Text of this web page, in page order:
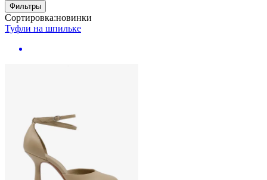
Фильтры
Сортировка:новинки
Туфли на шпильке